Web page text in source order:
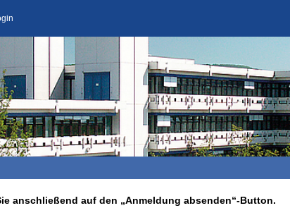
anschließend auf den „Anmeldung absenden“-Button.